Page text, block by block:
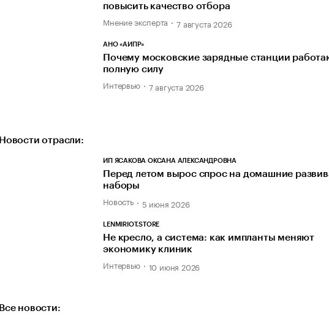
повысить качество отбора
Мнение эксперта 7 августа 2026
АНО «АИПР»
Почему московские зарядные станции
полную силу
Интервью 7 августа 2026
Новости отрасли:
ИП ЯСАКОВА ОКСАНА АЛЕКСАНДРОВНА
Перед летом вырос спрос на домашние
наборы
Новость 5 июня 2026
LENMIRIOT.STORE
Не кресло, а система: как импланты меняют
экономику клиник
Интервью 10 июня 2026
Все новости: